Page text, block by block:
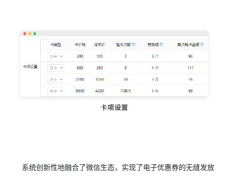
系统创新性地融合了微信生态，实现了电子优惠券的无缝发放